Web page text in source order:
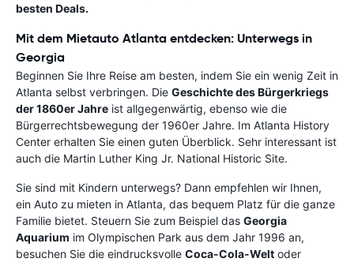
besten Deals.
Mit dem Mietauto Atlanta entdecken: Unterwegs in
Georgia
Beginnen Sie Ihre Reise am besten, indem Sie ein wenig Zeit in
Atlanta selbst verbringen. Die Geschichte des Bürgerkriegs
der 1860er Jahre ist allgegenwärtig, ebenso wie die
Bürgerrechtsbewegung der 1960er Jahre. Im Atlanta History
Center erhalten Sie einen guten Überblick. Sehr interessant ist
auch die Martin Luther King Jr. National Historic Site.
Sie sind mit Kindern unterwegs? Dann empfehlen wir Ihnen,
ein Auto zu mieten in Atlanta, das bequem Platz für die ganze
Familie bietet. Steuern Sie zum Beispiel das Georgia
Aquarium im Olympischen Park aus dem Jahr 1996 an,
besuchen Sie die eindrucksvolle Coca-Cola-Welt oder